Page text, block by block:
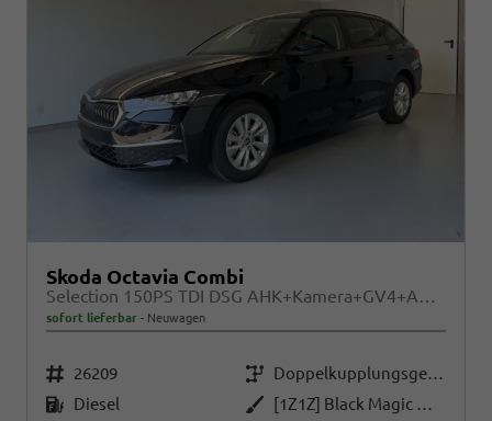
Skoda Octavia Combi
Selection 150PS TDI DSG AHK+Kamera+GV4+ACC+TravelAssist+Sunset+Alu+LightAssist
sofort lieferbar Neuwagen
Fahrzeugnr. 26209 Getriebe
Doppelkupplungsgetriebe (DSG)
Kraftstoff Diesel Außenfarbe
[1Z1Z] Black Magic Metallic